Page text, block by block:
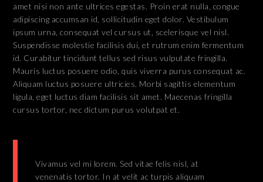
amet nisi non ante ultrices egestas. Proin erat nulla, congue
adipiscing accumsan id, sollicitudin eget dolor. Vestibulum
ipsum urna, consequat vel cursus ut, scelerisque vel nisl.
Suspendisse molestie facilisis dui, et rutrum enim fermentum
id. Curabitur tincidunt tellus sed risus vulputate fringilla.
Mauris luctus posuere odio, quis viverra purus consequat ac.
Aliquam luctus posuere ultricies. Morbi sagittis elementum
ligula, eget luctus diam facilisis sit amet. Maecenas fringilla
cursus tortor, nec dictum purus volutpat et.
Vivamus vel mi lorem. Sed vitae felis nisl, at
venenatis tortor. In at velit ac turpis aliquam